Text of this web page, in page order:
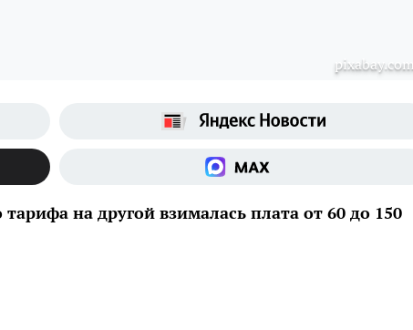
pixabay.com
на другой взималась плата от 60 до 150